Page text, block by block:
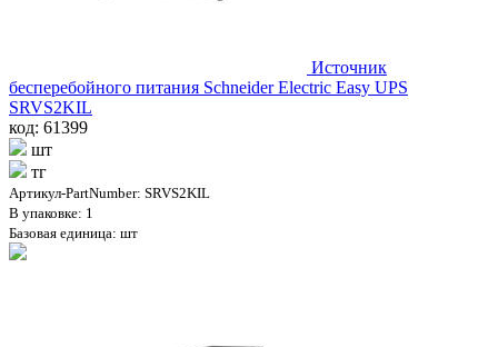
Источник
бесперебойного питания Schneider Electric Easy UPS
SRVS2KIL
код: 61399
шт
тг
Артикул-PartNumber: SRVS2KIL
В упаковке: 1
Базовая единица: шт